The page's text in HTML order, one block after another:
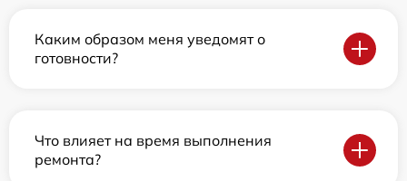
Каким образом меня уведомят о
готовности?
Что влияет на время выполнения
ремонта?